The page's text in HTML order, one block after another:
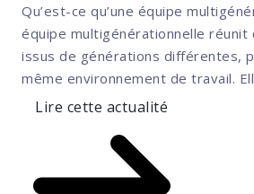
Qu’est-ce qu’une équipe
équipe multigénérationnelle réunit
issus de générations différentes,
même environnement de travail.
Lire cette actualité